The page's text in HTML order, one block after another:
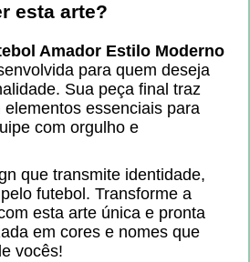
esta arte?
Amador Estilo Moderno
para quem deseja
Sua peça final traz
essenciais para
com orgulho e
que transmite identidade,
futebol. Transforme a
esta arte única e pronta
em cores e nomes que
vocês!